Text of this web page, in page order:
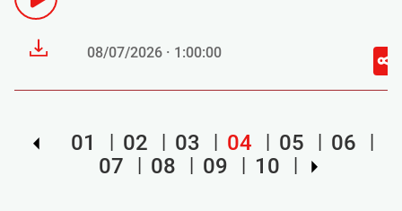
08/07/2026 · 1:00:00
01 02 03 04 05
06
07
08 09 10